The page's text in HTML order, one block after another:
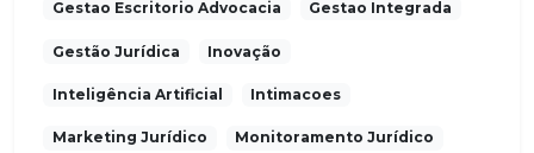
Gestao Escritorio Advocacia Gestao Integrada
Gestão Jurídica Inovação
Inteligência Artificial Intimacoes
Marketing Jurídico Monitoramento Jurídico